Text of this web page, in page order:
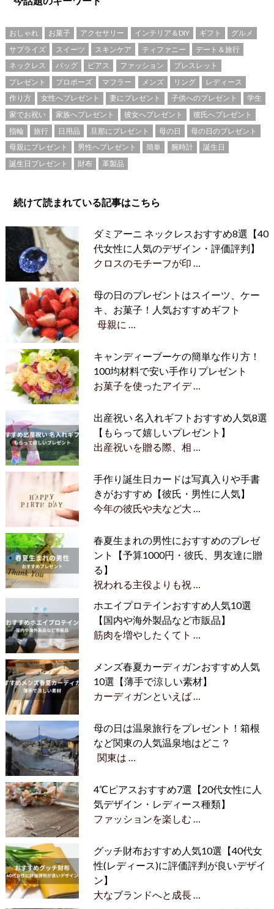
おしゃれ お菓子 アクセサリー インテリア＆DIY ギフト
グルメ
サプライズ
スイーツ スキンケア ティファニー
デート＆旅行
ネックレス
バッグ ピアス ファッション
ブレスレット
プレゼント
プロポーズ マフラー メンズ リング
レディース
作り方
女性へプレゼント 妻にプレゼント 子供へのプレゼント
学生
家でお祝い
家族へプレゼント 彼女へプレゼント
彼氏へプレゼント
指輪
旅行 日用品 旦那にプレゼント 母の日
母の日のプレゼント
母親にプレゼント
男性へプレゼント 簡単 腕時計
誕生日
誕生日プレゼント
財布 革製品
続けて読まれている記事はこちら
ダミアーニ ネックレスおすすめ8選【40
代女性に人気のデザイン・評価評判】
クロスのモチーフが印 …
母の日のプレゼントはスイーツ、ケー
キ、お菓子！人気おすすめギフト
母親に …
キャンディーブーケの簡単な作り方！
100均材料で安い手作りプレゼント
お菓子を使ったアイデ …
出産祝い 名入れギフトおすすめ人気8選
【もらって嬉しいプレゼント】
出産祝いを贈る際、相 …
手作り誕生日カードは写真入りや手書
きがおすすめ【彼氏・男性に人気】
今年の彼氏や夫など大 …
春夏生まれの男性におすすめのプレゼ
ント【予算1000円・彼氏、男友達に贈
る】
祝われる主役よりも祝 …
ホエイプロテインおすすめ人気10選
【国内や海外製品など市販品】
筋肉を増やしたくてト …
メンズ春夏カーディガンおすすめ人気
10選【薄手で涼しい素材】
カーディガンといえば …
母の日は温泉旅行をプレゼント！箱根
など関東の人気温泉地はどこ？
関東は …
4℃ピアスおすすめ7選【20代女性に人
気デザイン・レディース種類】
ファッションを楽しむ …
グッチ財布おすすめ人気10選【40代女
性(レディース)に評価評判が良いデザイ
ン】
大なブランドへと成長 …